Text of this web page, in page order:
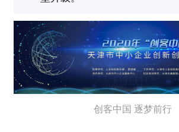
创客中国 逐梦前行